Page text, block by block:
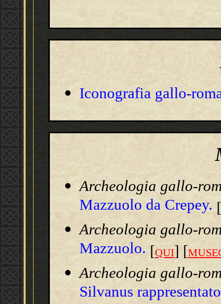
Iconografia gallo-
Archeologia gallo-
Mazzuolo da Crepey. [
Archeologia gallo-
Mazzuolo. [QUI] [
Archeologia gallo-
Silvanus